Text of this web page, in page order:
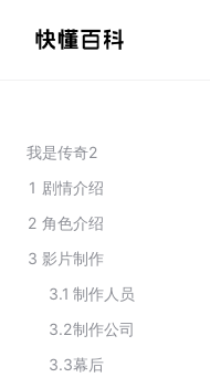
我是传奇2
1 剧情介绍
2 角色介绍
3 影片制作
3.1 制作人员
3.2制作公司
3.3幕后